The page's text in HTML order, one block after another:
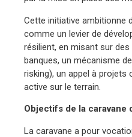
Cette initiative ambitionne
comme un levier de
résilient, en misant sur
banques, un mécanisme
risking), un appel à projets
active sur le terrain.
Objectifs de la caravane
La caravane a pour